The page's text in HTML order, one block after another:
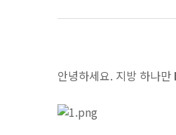
안녕하세요. 지방 하나만